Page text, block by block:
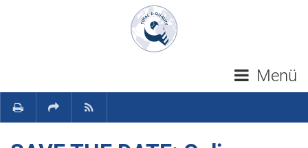
Navigation überspringen
Menü